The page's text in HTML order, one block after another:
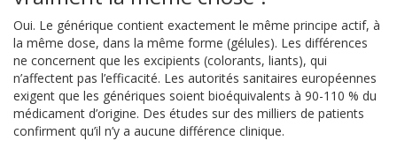
Oui. Le générique contient exactement le même principe actif, à
la même dose, dans la même forme (gélules). Les différences
ne concernent que les excipients (colorants, liants), qui
n’affectent pas l’efficacité. Les autorités sanitaires européennes
exigent que les génériques soient bioéquivalents à 90-110 % du
médicament d’origine. Des études sur des milliers de patients
confirment qu’il n’y a aucune différence clinique.